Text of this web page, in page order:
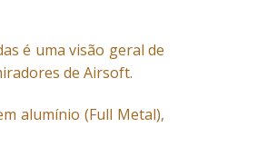
é uma visão geral de
de Airsoft.
alumínio (Full Metal),